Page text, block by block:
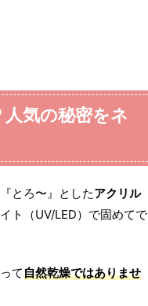
気の秘密をネ
とろ〜』としたアクリル
ト（UV/LED）で固めてで
て自然乾燥ではありませ